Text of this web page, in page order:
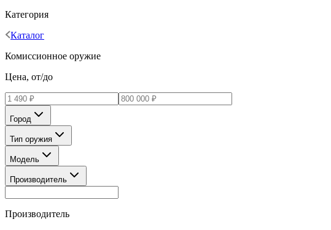
Категория
Каталог
Комиссионное оружие
Цена, от/до
Город
Тип оружия
Модель
Производитель
Производитель